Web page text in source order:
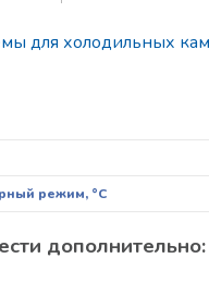
для холодильных
режим, °C
дополнительно: